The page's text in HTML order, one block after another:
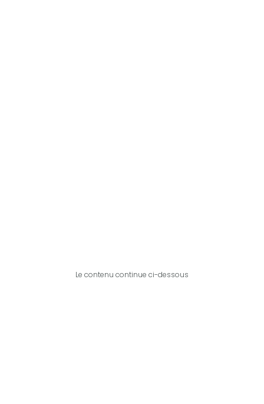
Le contenu continue ci-dessous